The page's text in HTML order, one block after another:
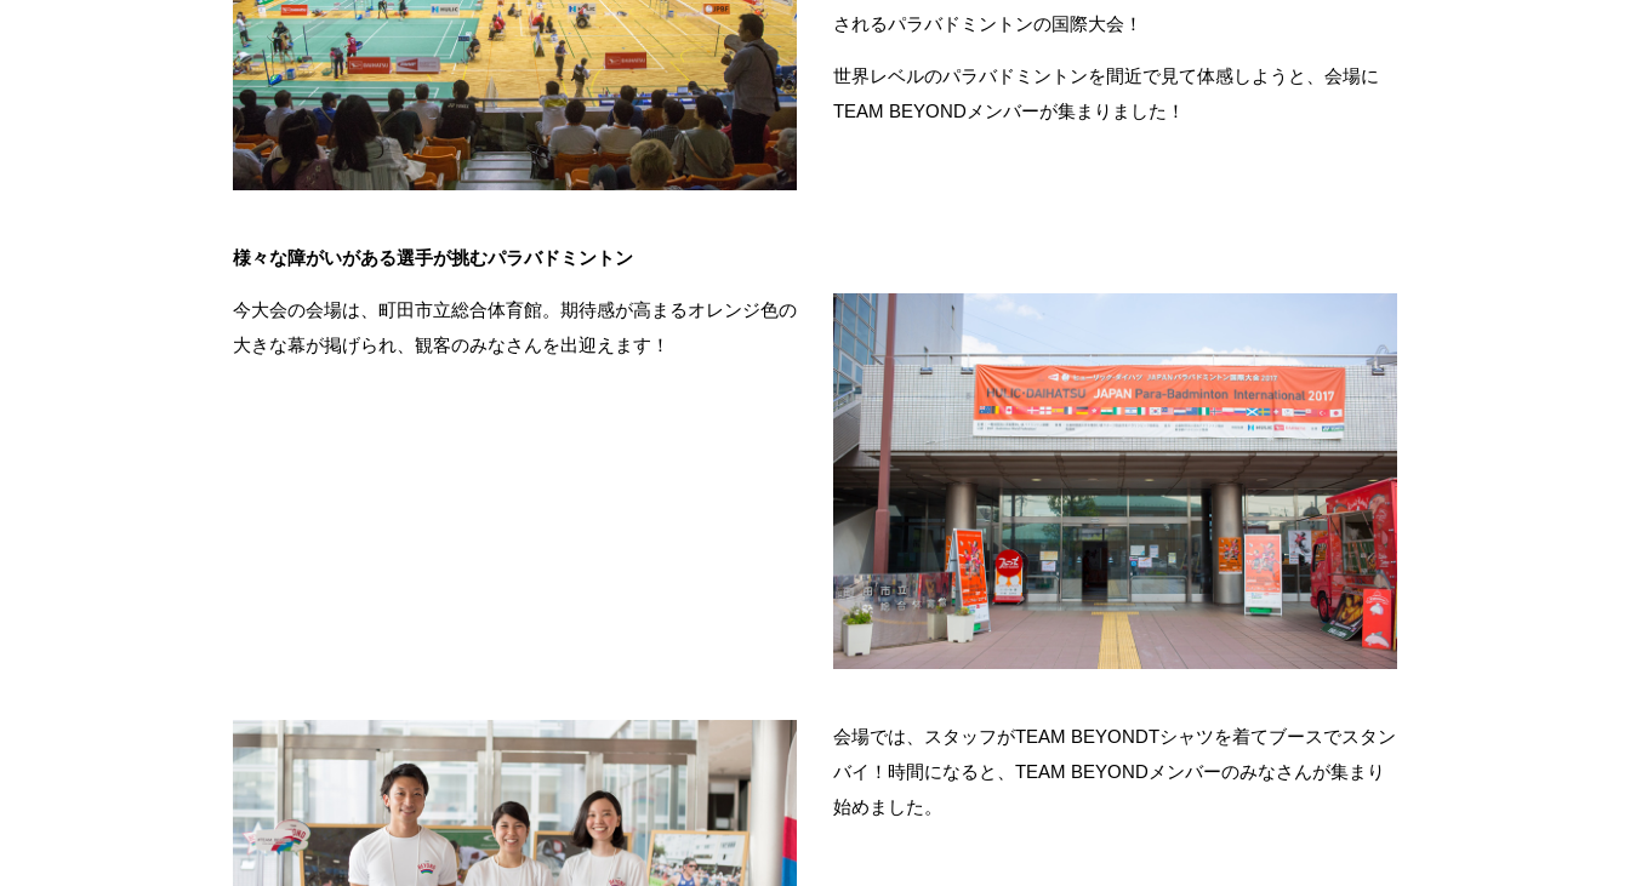
されるパラバドミントンの国際大会！
世界レベルのパラバドミントンを間近で見て体感しようと、会場に
TEAM BEYONDメンバーが集まりました！
様々な障がいがある選手が挑むパラバドミントン
今大会の会場は、町田市立総合体育館。期待感が高まるオレンジ色の
大きな幕が掲げられ、観客のみなさんを出迎えます！
会場では、スタッフがTEAM BEYONDTシャツを着てブースでスタン
バイ！時間になると、TEAM BEYONDメンバーのみなさんが集まり
始めました。